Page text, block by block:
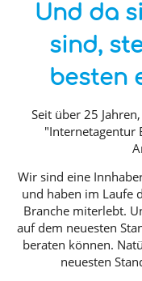
Und da
sind,
besten
Seit über 25
"Internetagentur
Wir sind eine
und haben im Laufe
Branche miterlebt.
auf dem neuesten
beraten können.
neuesten